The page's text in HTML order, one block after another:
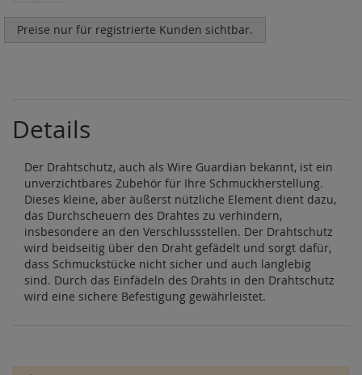
Preise nur für registrierte Kunden sichtbar.
Details
Der Drahtschutz, auch als Wire Guardian bekannt, ist ein
unverzichtbares Zubehör für Ihre Schmuckherstellung.
Dieses kleine, aber äußerst nützliche Element dient dazu,
das Durchscheuern des Drahtes zu verhindern,
insbesondere an den Verschlussstellen. Der Drahtschutz
wird beidseitig über den Draht gefädelt und sorgt dafür,
dass Schmuckstücke nicht sicher und auch langlebig
sind. Durch das Einfädeln des Drahts in den Drahtschutz
wird eine sichere Befestigung gewährleistet.